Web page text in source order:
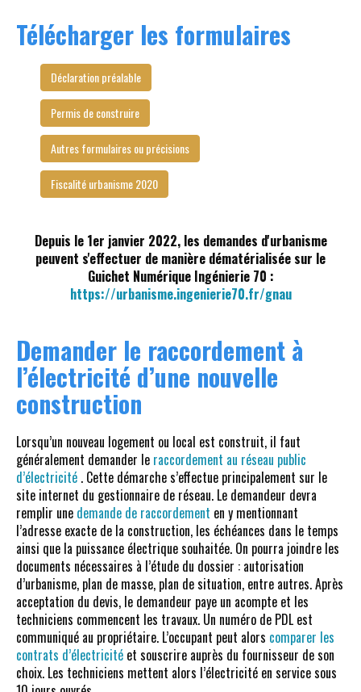
Télécharger les formulaires
Déclaration préalable
Permis de construire
Autres formulaires ou précisions
Fiscalité urbanisme 2020
Depuis le 1er janvier 2022, les demandes d'urbanisme
peuvent s'effectuer de manière dématérialisée sur le
Guichet Numérique Ingénierie 70 :
https://urbanisme.ingenierie70.fr/gnau
Demander le raccordement à
l’électricité d’une nouvelle
construction
Lorsqu’un nouveau logement ou local est construit, il faut
généralement demander le raccordement au réseau public
d’électricité . Cette démarche s’effectue principalement sur le
site internet du gestionnaire de réseau. Le demandeur devra
remplir une demande de raccordement en y mentionnant
l’adresse exacte de la construction, les échéances dans le temps
ainsi que la puissance électrique souhaitée. On pourra joindre les
documents nécessaires à l’étude du dossier : autorisation
d’urbanisme, plan de masse, plan de situation, entre autres. Après
acceptation du devis, le demandeur paye un acompte et les
techniciens commencent les travaux. Un numéro de PDL est
communiqué au propriétaire. L’occupant peut alors comparer les
contrats d’électricité et souscrire auprès du fournisseur de son
choix. Les techniciens mettent alors l’électricité en service sous